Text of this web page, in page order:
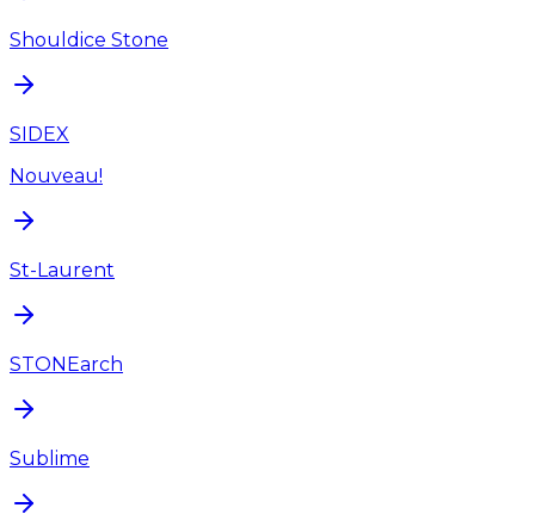
Shouldice Stone
SIDEX
Nouveau!
St-Laurent
STONEarch
Sublime